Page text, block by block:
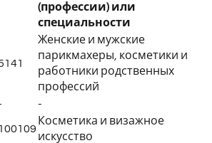
(профессии) или
специальности
Женские и мужские
парикмахеры, косметики и
работники родственных
профессий
-
100109
Косметика и визажное
искусство